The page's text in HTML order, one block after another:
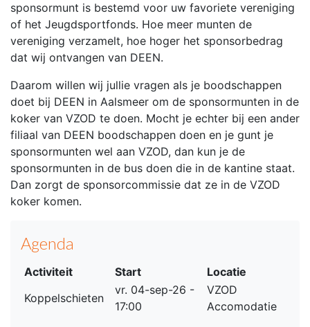
sponsormunt is bestemd voor uw favoriete vereniging
of het Jeugdsportfonds. Hoe meer munten de
vereniging verzamelt, hoe hoger het sponsorbedrag
dat wij ontvangen van DEEN.
Daarom willen wij jullie vragen als je boodschappen
doet bij DEEN in Aalsmeer om de sponsormunten in de
koker van VZOD te doen. Mocht je echter bij een ander
filiaal van DEEN boodschappen doen en je gunt je
sponsormunten wel aan VZOD, dan kun je de
sponsormunten in de bus doen die in de kantine staat.
Dan zorgt de sponsorcommissie dat ze in de VZOD
koker komen.
Agenda
Activiteit Start
Locatie
Koppelschieten
vr. 04-sep-26 -
17:00
VZOD
Accomodatie